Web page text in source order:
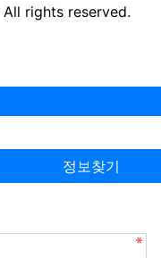
All rights reserved.
정보찾기